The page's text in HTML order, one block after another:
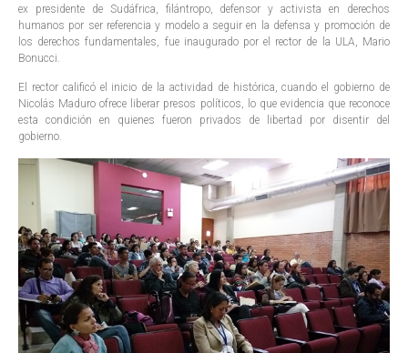
ex presidente de Sudáfrica, filántropo, defensor y activista en derechos
humanos por ser referencia y modelo a seguir en la defensa y promoción de
los derechos fundamentales, fue inaugurado por el rector de la ULA, Mario
Bonucci.
El rector calificó el inicio de la actividad de histórica, cuando el gobierno de
Nicolás Maduro ofrece liberar presos políticos, lo que evidencia que reconoce
esta condición en quienes fueron privados de libertad por disentir del
gobierno.